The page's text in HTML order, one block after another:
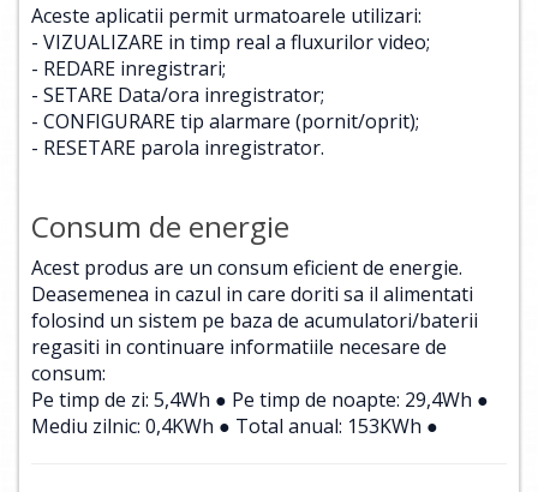
Aceste aplicatii permit urmatoarele utilizari:
- VIZUALIZARE in timp real a fluxurilor video;
- REDARE inregistrari;
- SETARE Data/ora inregistrator;
- CONFIGURARE tip alarmare (pornit/oprit);
- RESETARE parola inregistrator.
Consum de energie
Acest produs are un consum eficient de energie.
Deasemenea in cazul in care doriti sa il alimentati
folosind un sistem pe baza de acumulatori/baterii
regasiti in continuare informatiile necesare de
consum:
Pe timp de zi: 5,4Wh ● Pe timp de noapte: 29,4Wh ●
Mediu zilnic: 0,4KWh ● Total anual: 153KWh ●